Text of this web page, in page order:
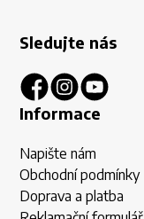
Sledujte nás
Informace
Napište nám
Obchodní podmínky
Doprava a platba